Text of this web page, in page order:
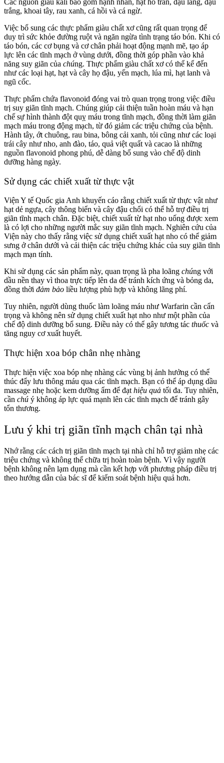
Các nguồn giàu kali bao gồm hạnh nhân, hạt hồ trăn, đậu lăng, đậu
trắng, khoai tây, rau xanh, cá hồi và cá ngừ.
Việc bổ sung các thực phẩm giàu chất xơ cũng rất quan trọng để
duy trì sức khỏe đường ruột và ngăn ngừa tình trạng táo bón. Khi có
táo bón, các cơ bụng và cơ chân phải hoạt động mạnh mẽ, tạo áp
lực lên các tĩnh mạch ở vùng dưới, đồng thời góp phần vào khả
năng suy giãn của chúng. Thực phẩm giàu chất xơ có thể kể đến
như các loại hạt, hạt và cây họ đậu, yến mạch, lúa mì, hạt lanh và
ngũ cốc.
Thực phẩm chứa flavonoid đóng vai trò quan trọng trong việc điều
trị suy giãn tĩnh mạch. Chúng giúp cải thiện tuần hoàn máu và hạn
chế sự hình thành đột quỵ máu trong tĩnh mạch, đồng thời làm giãn
mạch máu trong động mạch, từ đó giảm các triệu chứng của bệnh.
Hành tây, ớt chuông, rau bina, bông cải xanh, tỏi cũng như các loại
trái cây như nho, anh đào, táo, quả việt quất và cacao là những
nguồn flavonoid phong phú, dễ dàng bổ sung vào chế độ dinh
dưỡng hàng ngày.
Sử dụng các chiết xuất từ thực vật
Viện Y tế Quốc gia Anh khuyến cáo rằng chiết xuất từ thực vật như
hạt dẻ ngựa, cây thông biển và cây đậu chổi có thể hỗ trợ điều trị
giãn tĩnh mạch chân. Đặc biệt, chiết xuất từ hạt nho uống được xem
là có lợi cho những người mắc suy giãn tĩnh mạch. Nghiên cứu của
Viện này cho thấy rằng việc sử dụng chiết xuất hạt nho có thể giảm
sưng ở chân dưới và cải thiện các triệu chứng khác của suy giãn tĩnh
mạch mạn tính.
Khi sử dụng các sản phẩm này, quan trọng là pha loãng chúng với
dầu nền thay vì thoa trực tiếp lên da để tránh kích ứng và bỏng da,
đồng thời đảm bảo liều lượng phù hợp và không lãng phí.
Tuy nhiên, người dùng thuốc làm loãng máu như Warfarin cần cẩn
trọng và không nên sử dụng chiết xuất hạt nho như một phần của
chế độ dinh dưỡng bổ sung. Điều này có thể gây tương tác thuốc và
tăng nguy cơ xuất huyết.
Thực hiện xoa bóp chân nhẹ nhàng
Thực hiện việc xoa bóp nhẹ nhàng các vùng bị ảnh hưởng có thể
thúc đẩy lưu thông máu qua các tĩnh mạch. Bạn có thể áp dụng dầu
massage nhẹ hoặc kem dưỡng ẩm để đạt hiệu quả tối đa. Tuy nhiên,
cần chú ý không áp lực quá mạnh lên các tĩnh mạch để tránh gây
tổn thương.
Lưu ý khi trị giãn tĩnh mạch chân tại nhà
Nhớ rằng các cách trị giãn tĩnh mạch tại nhà chỉ hỗ trợ giảm nhẹ các
triệu chứng và không thể chữa trị hoàn toàn bệnh. Vì vậy người
bệnh không nên lạm dụng mà cần kết hợp với phương pháp điều trị
theo hướng dẫn của bác sĩ để kiểm soát bệnh hiệu quả hơn.